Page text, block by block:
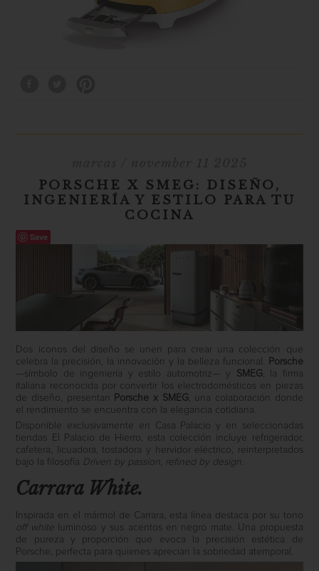
PORSCHE X SMEG: DISEÑO,
INGENIERÍA Y ESTILO PARA TU
COCINA
Save
Dos iconos del diseño se unen para crear una colección que
celebra la precisión, la innovación y la belleza funcional.
Porsche
—símbolo de ingeniería y estilo automotriz— y SMEG, la firma
italiana reconocida por convertir los electrodomésticos en piezas
de diseño, presentan
Porsche x SMEG, una colaboración donde
el rendimiento se encuentra con la elegancia cotidiana.
Disponible exclusivamente en Casa Palacio y en seleccionadas
tiendas El Palacio de Hierro, esta colección incluye refrigerador,
cafetera, licuadora, tostadora y hervidor eléctrico, reinterpretados
bajo la filosofía Driven by passion, refined by design.
Carrara White.
Inspirada en el mármol de Carrara, esta línea destaca por su tono
off whiteluminoso y sus acentos en negro mate. Una propuesta
de pureza y proporción que evoca la precisión estética de
Porsche, perfecta para quienes aprecian la sobriedad atemporal.